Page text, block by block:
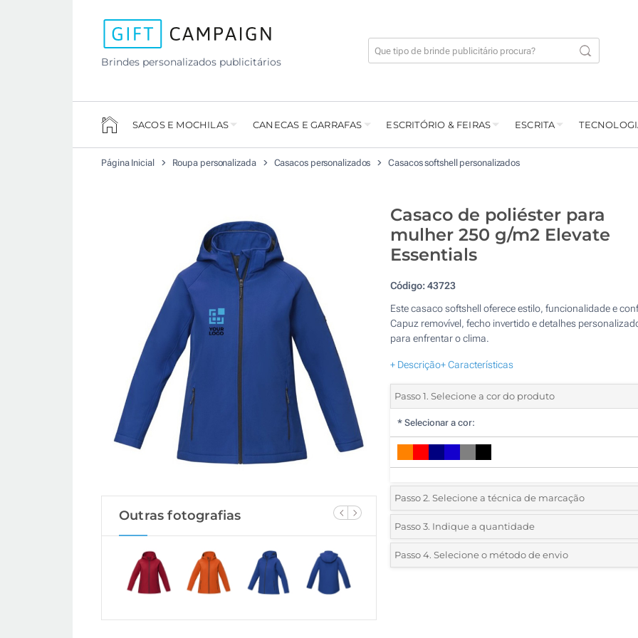
Brindes personalizados publicitários
SACOS E MOCHILAS CANECAS E GARRAFAS ESCRITÓRIO & FEIRAS ESCRITA
Página Inicial Roupa personalizada Casacos personalizados Casacos softshell personalizados
Outras fotografias
Casaco de poliéster para
mulher 250 g/m2 Elevate
Essentials
Código:43723
Este casaco softshell oferece estilo, funcionalidade e
Capuz removível, fecho invertido e detalhes
para enfrentar o clima.
+ Descrição+ Características
Passo 1. Selecione a cor do produto
* Selecionar a cor:
Passo 2. Selecione a técnica de marcação
*Selecione o tipo de marcação e as cores do logotipo:
1 Cor (No peito)
Passo 3. Indique a quantidade
*Pedido mínimo 5 (total de pedido)
Passo 4. Selecione o método de envio